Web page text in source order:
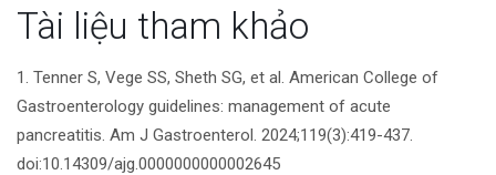
bài
viết
Tài liệu tham khảo
1. Tenner S, Vege SS, Sheth SG, et al. American College of
Gastroenterology guidelines: management of acute
pancreatitis. Am J Gastroenterol. 2024;119(3):419-437.
doi:10.14309/ajg.0000000000002645